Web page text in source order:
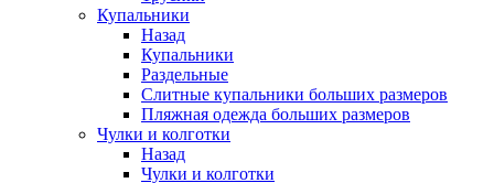
Купальники
Назад
Купальники
Раздельные
Слитные купальники больших размеров
Пляжная одежда больших размеров
Чулки и колготки
Назад
Чулки и колготки